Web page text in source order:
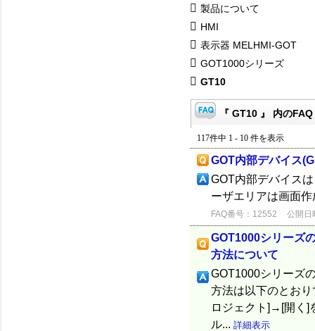
製品について
HMI
表示器 MELHMI-GOT
GOT1000シリーズ
GT10
『 GT10 』 内のFAQ
117件中 1 - 10 件を表示
GOT内部デバイス
GOT内部デバイス
ーザエリアは画面
FAQ番号：12552 公開日
GOT1000シリーズ
方法について
GOT1000シリーズ
方法は以下のとお
ロジェクト]→[開く]
ル... 詳細表示